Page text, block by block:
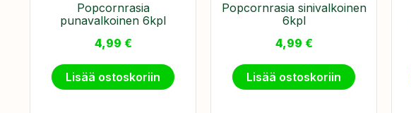
Popcornrasia
punavalkoinen 6kpl
4,99 €
Lisää ostoskoriin
Popcornrasia sinivalkoinen
6kpl
4,99 €
Lisää ostoskoriin